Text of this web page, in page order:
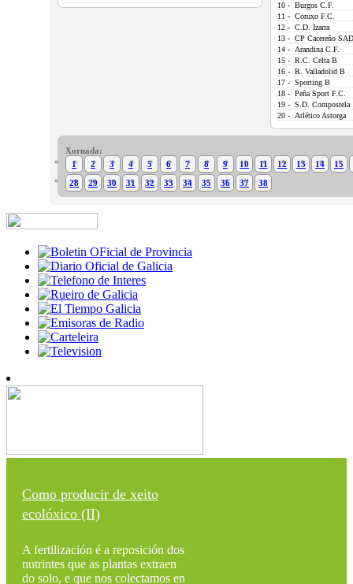
10 - Burgos C.F.
11 - Coruxo F.C.
12 - C.D. Izarra
13 - CP Cacereño SAD
14 - Arandina C.F.
15 - R.C. Celta B
16 - R. Valladolid B
17 - Sporting B
18 - Peña Sport F.C.
19 - S.D. Compostela
20 - Atlético Astorga
Xornada:
1
2 3 4 5 6 7 8 9 10 11 12 13 14
15
28
29 30 31 32 33 34 35 36 37 38
Como producir de xeito
ecolóxico (II)
A fertilización é a reposición dos
nutrintes que as plantas extraen
do solo, e que nos colectamos en